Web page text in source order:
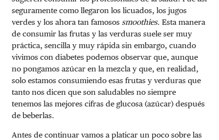
seguramente como llegaron los licuados, los jugos
verdes y los ahora tan famosos smoothies. Esta manera
de consumir las frutas y las verduras suele ser muy
práctica, sencilla y muy rápida sin embargo, cuando
vivimos con diabetes podemos observar que, aunque
no pongamos azúcar en la mezcla y que, en realidad,
solo estamos consumiendo esas frutas y verduras que
tanto nos dicen que son saludables no siempre
tenemos las mejores cifras de glucosa (azúcar) después
de beberlas.
Antes de continuar vamos a platicar un poco sobre las